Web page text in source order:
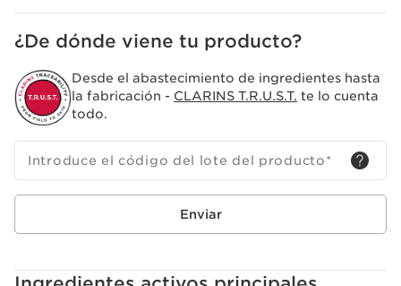
¿De dónde viene tu producto?
Desde el abastecimiento de ingredientes hasta
la fabricación - CLARINS T.R.U.S.T. te lo cuenta
todo.
Introduce el código del lote del producto*
Enviar